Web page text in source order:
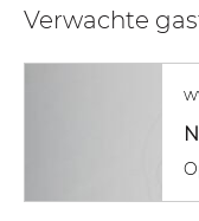
Verwachte